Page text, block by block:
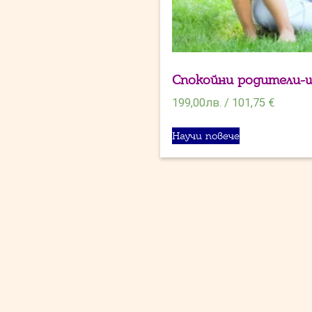
Спокойни родители-
199,00лв. / 101,75 €
Научи повече